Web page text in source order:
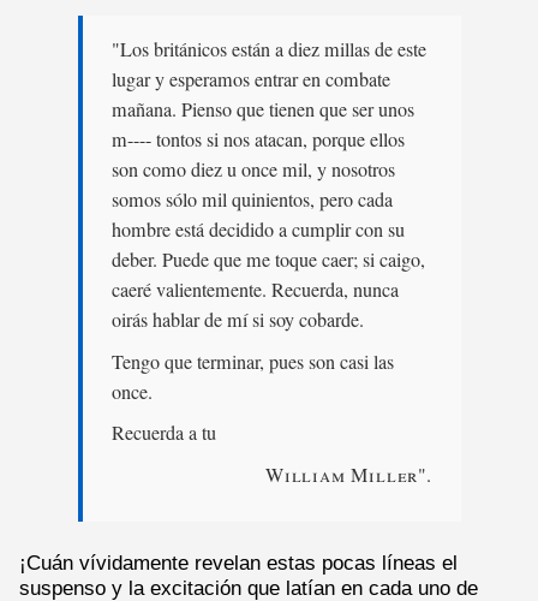
"Los británicos están a diez millas de este
lugar y esperamos entrar en combate
mañana. Pienso que tienen que ser unos
m---- tontos si nos atacan, porque ellos
son como diez u once mil, y nosotros
somos sólo mil quinientos, pero cada
hombre está decidido a cumplir con su
deber. Puede que me toque caer; si caigo,
caeré valientemente. Recuerda, nunca
oirás hablar de mí si soy cobarde.
Tengo que terminar, pues son casi las
once.
Recuerda a tu
William Miller".
¡Cuán vívidamente revelan estas pocas líneas el
suspenso y la excitación que latían en cada uno de